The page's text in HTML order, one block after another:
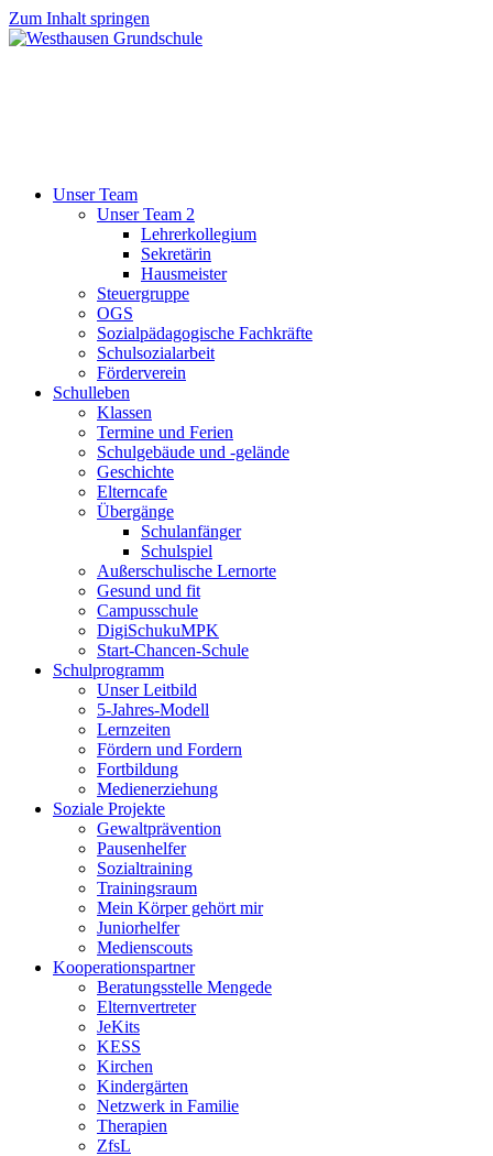
Zum Inhalt springen
Unser Team
Unser Team 2
Lehrerkollegium
Sekretärin
Hausmeister
Steuergruppe
OGS
Sozialpädagogische Fachkräfte
Schulsozialarbeit
Förderverein
Schulleben
Klassen
Termine und Ferien
Schulgebäude und -gelände
Geschichte
Elterncafe
Übergänge
Schulanfänger
Schulspiel
Außerschulische Lernorte
Gesund und fit
Campusschule
DigiSchukuMPK
Start-Chancen-Schule
Schulprogramm
Unser Leitbild
5-Jahres-Modell
Lernzeiten
Fördern und Fordern
Fortbildung
Medienerziehung
Soziale Projekte
Gewaltprävention
Pausenhelfer
Sozialtraining
Trainingsraum
Mein Körper gehört mir
Juniorhelfer
Medienscouts
Kooperationspartner
Beratungsstelle Mengede
Elternvertreter
JeKits
KESS
Kirchen
Kindergärten
Netzwerk in Familie
Therapien
ZfsL